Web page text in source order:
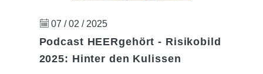
07 / 02 / 2025
Podcast HEERgehört - Risikobild
2025: Hinter den Kulissen